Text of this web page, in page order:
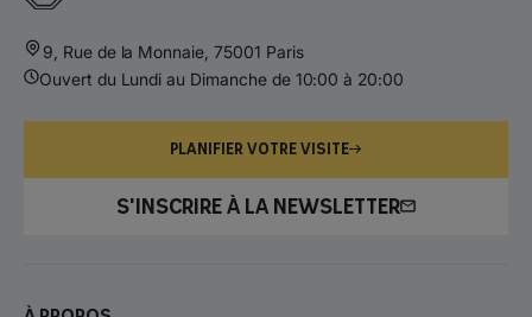
9, Rue de la Monnaie, 75001 Paris
Ouvert du Lundi au Dimanche de 10:00 à 20:00
PLANIFIER VOTRE VISITE
S'INSCRIRE À LA NEWSLETTER